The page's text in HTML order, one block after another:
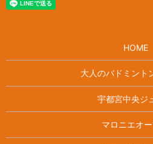
HOME
大人のバドミント
宇都宮中央ジ
マロニエオ